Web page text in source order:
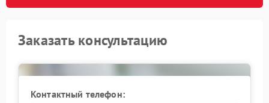
Заказать консультацию
Контактный телефон: